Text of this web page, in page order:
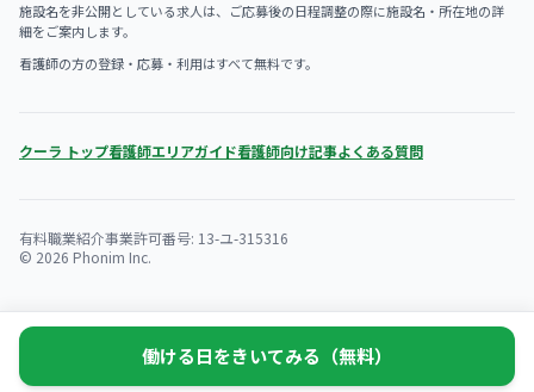
施設名を非公開としている求人は、ご応募後の日程調整の際に施設名・所在地の詳
細をご案内します。
看護師の方の登録・応募・利用はすべて無料です。
クーラ トップ看護師エリアガイド看護師向け記事よくある質問
有料職業紹介事業許可番号: 13-ユ-315316
© 2026 Phonim Inc.
働ける日をきいてみる（無料）